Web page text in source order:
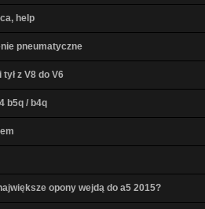
help
pneumatyczne
z V8 do V6
b5q / b4q
opony wejdą do a5 2015?